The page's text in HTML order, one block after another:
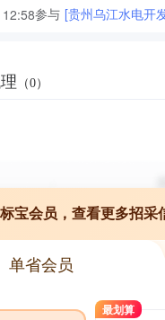
参与 [贵州乌江水电开
（0）
宝会员，查看更多招采
单省会员
最划算